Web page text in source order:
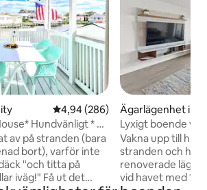
4,94 av 5 i genomsnittligt
4,94 (286)
Hundvänligt * 7
* UTOMHUSBIO
brygga *
av på stranden (bara
bort), varför inte
"och titta på
iväg!" Få ut det
Ägarlägenhet i
Lyxigt boende vid
Pool, bubbelpool,
Vakna upp till
stranden och
renoverade
vid havet med 1